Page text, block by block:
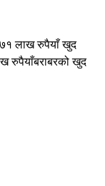
७१ लाख रुपैयाँ खुद
रुपैयाँबराबरको खुद